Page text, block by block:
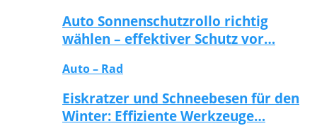
Auto Sonnenschutzrollo richtig
wählen – effektiver Schutz vor…
Auto – Rad
Eiskratzer und Schneebesen für den
Winter: Effiziente Werkzeuge…